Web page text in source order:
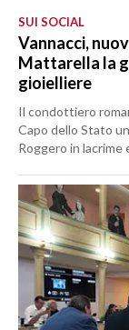
SUI SOCIAL
Vannacci,
Mattarella la
gioielliere
Il condottiero
Capo dello Stato
Roggero in